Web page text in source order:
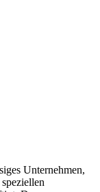
Unternehmen,